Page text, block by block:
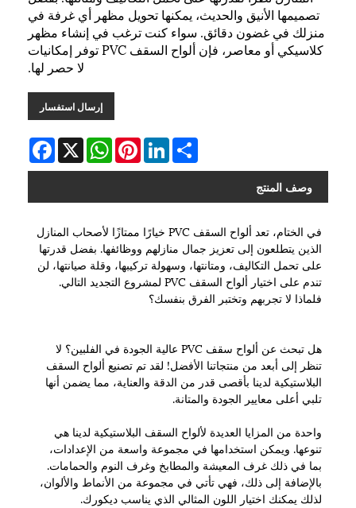
تصميمها الأنيق والحديث، يمكنها تحويل مظهر أي غرفة في
منزلك في غضون دقائق. سواء كنت ترغب في إنشاء مظهر
كلاسيكي أو معاصر، فإن ألواح السقف PVC توفر إمكانيات
لا حصر لها.
إرسال استفسار
Facebook X
WhatsAppPinterestLinkedInShare
وصف المنتج
في الختام، تعد ألواح السقف PVC خيارًا ممتازًا لأصحاب المنازل
الذين يتطلعون إلى تعزيز جمال منازلهم ووظائفها. بفضل قدرتها
على تحمل التكاليف، ومتانتها، وسهولة تركيبها، وقلة صيانتها، لن
تندم على اختيار ألواح السقف PVC لمشروع التجديد التالي.
فلماذا لا تجربهم وتختبر الفرق بنفسك؟
هل تبحث عن ألواح سقف PVC عالية الجودة في الفلبين؟ لا
تنظر إلى أبعد من منتجاتنا الأفضل! لقد تم تصنيع ألواح السقف
البلاستيكية لدينا بأقصى قدر من الدقة والعناية، مما يضمن أنها
تلبي أعلى معايير الجودة والمتانة.
واحدة من المزايا العديدة لألواح السقف البلاستيكية لدينا هي
تنوعها. ويمكن استخدامها في مجموعة واسعة من الإعدادات،
بما في ذلك غرف المعيشة والمطابخ وغرف النوم والحمامات.
بالإضافة إلى ذلك، فهي تأتي في مجموعة من الأنماط والألوان،
لذلك يمكنك اختيار اللون المثالي الذي يناسب ديكورك.